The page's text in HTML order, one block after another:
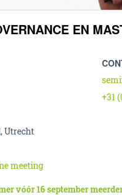
EN
+31
Utrecht
meeting
vóór 16 september